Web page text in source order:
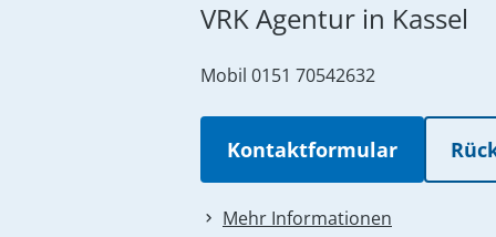
VRK Agentur in Kassel
Mobil 0151 70542632
Kontaktformular
Mehr Informationen